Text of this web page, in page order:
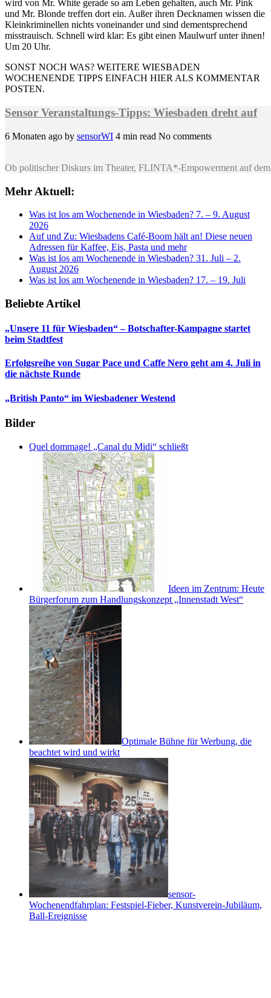
wird von Mr. White gerade so am Leben gehalten, auch Mr. Pink
und Mr. Blonde treffen dort ein. Außer ihren Decknamen wissen die
Kleinkriminellen nichts voneinander und sind dementsprechend
misstrauisch. Schnell wird klar: Es gibt einen Maulwurf unter ihnen!
Um 20 Uhr.
SONST NOCH WAS? WEITERE WIESBADEN
WOCHENENDE TIPPS EINFACH HIER ALS KOMMENTAR
POSTEN.
Sensor Veranstaltungs-Tipps: Wiesbaden dreht auf
6 Monaten ago by sensorWI 4 min read No comments
Ob politischer Diskurs im Theater, FLINTA*-Empowerment auf
Mehr Aktuell:
Was ist los am Wochenende in Wiesbaden? 7. – 9. August
2026
Auf und Zu: Wiesbadens Café-Boom hält an! Diese neuen
Adressen für Kaffee, Eis, Pasta und mehr
Was ist los am Wochenende in Wiesbaden? 31. Juli – 2.
August 2026
Was ist los am Wochenende in Wiesbaden? 17. – 19. Juli
Beliebte Artikel
„Unsere 11 für Wiesbaden“ – Botschafter-Kampagne startet
beim Stadtfest
Erfolgsreihe von Sugar Pace und Caffe Nero geht am 4. Juli in
die nächste Runde
„British Panto“ im Wiesbadener Westend
Bilder
Quel dommage! „Canal du Midi“ schließt
Ideen im Zentrum: Heute
Bürgerforum zum Handlungskonzept „Innenstadt West“
Optimale Bühne für Werbung, die
beachtet wird und wirkt
sensor-
Wochenendfahrplan: Festspiel-Fieber, Kunstverein-Jubiläum,
Ball-Ereignisse